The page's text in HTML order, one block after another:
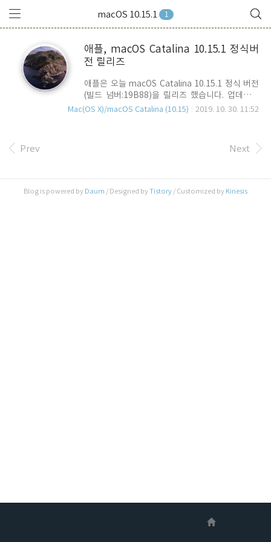
macOS 10.15.1 1
애플, macOS Catalina 10.15.1 정식버
전 릴리즈
애플은 오늘 macOS Catalina 10.15.1 정식 버전
(빌드 넘버:19B88)을 릴리즈 했습니다. 업데이트
패키지의 용량은 4.5GB, Full Installer는 약
macOS Catalina 10.15.1은 새롭게 발표한
AirPods Pro를 지원하며, AMD의 Navi RDNA 그
앨범 모드에서 필터 기능이 추가 되었으며, 파일 이
름 보기가 추가되어 검색에 대응할 수 있으며, 각 이
Mac(OS X)/macOS Catalina (10.15) 2019. 10. 30. 11:52
Prev Next
Blog is powered by Daum / Designed byTistory / Customized by Kinesis